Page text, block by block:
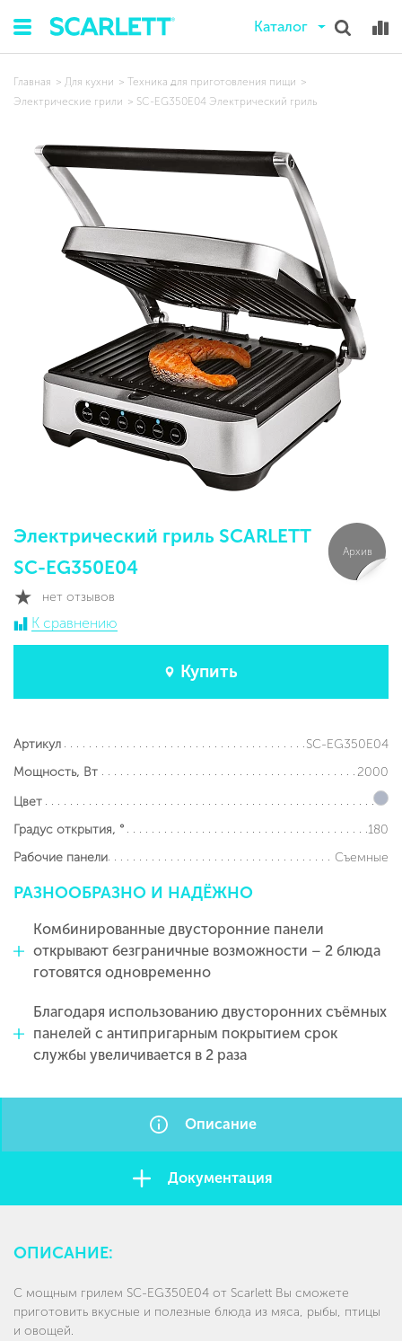
Каталог
Главная Для кухни
Техника для приготовления пищи
Электрические грили
SC-EG350E04 Электрический гриль
Электрический гриль SCARLETT
SC-EG350E04
нет отзывов
К сравнению
Купить
Архив
Артикул
SC-EG350E04
Мощность, Вт
2000
Цвет
Градус открытия, °
180
Рабочие панели
Съемные
РАЗНООБРАЗНО И НАДЁЖНО
Комбинированные двусторонние панели
открывают безграничные возможности – 2 блюда
готовятся одновременно
Благодаря использованию двусторонних съёмных
панелей с антипригарным покрытием срок
службы увеличивается в 2 раза
Описание
Документация
ОПИСАНИЕ:
С мощным грилем SC-EG350E04 от Scarlett Вы сможете
приготовить вкусные и полезные блюда из мяса, рыбы, птицы
и овощей.